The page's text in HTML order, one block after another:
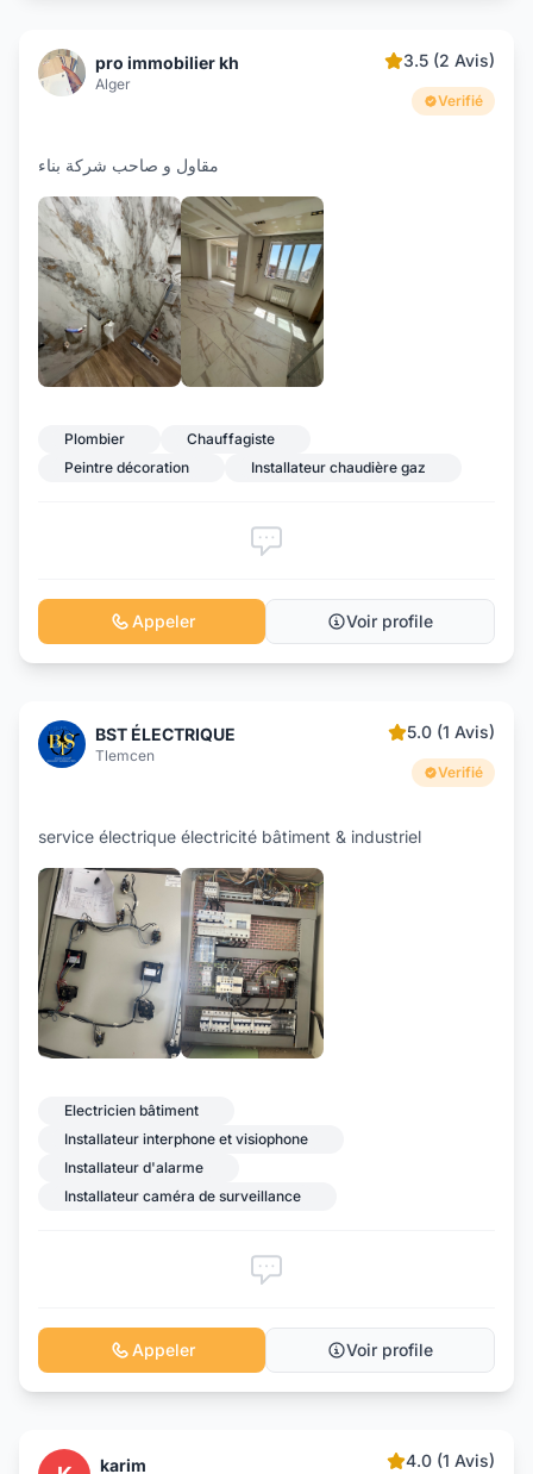
pro immobilier kh
Alger
3.5 (2 Avis)
Verifié
مقاول و صاحب شركة بناء
Plombier
Chauffagiste
Peintre décoration
Installateur chaudière gaz
Appeler Voir profile
BST ÉLECTRIQUE
Tlemcen
5.0 (1 Avis)
Verifié
service électrique électricité bâtiment & industriel
Electricien bâtiment
Installateur interphone et visiophone
Installateur d'alarme
Installateur caméra de surveillance
Appeler Voir profile
karim 4.0 (1 Avis)